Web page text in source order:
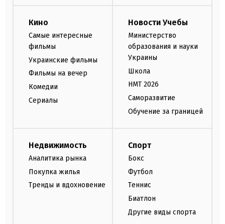
Кино
Самые интересные
фильмы
Украинские фильмы
Фильмы на вечер
Комедии
Сериалы
Новости Учебы
Министерство
образования и науки
Украины
Школа
НМТ 2026
Саморазвитие
Обучение за границей
Недвижимость
Аналитика рынка
Покупка жилья
Тренды и вдохновение
Спорт
Бокс
Футбол
Теннис
Биатлон
Другие виды спорта